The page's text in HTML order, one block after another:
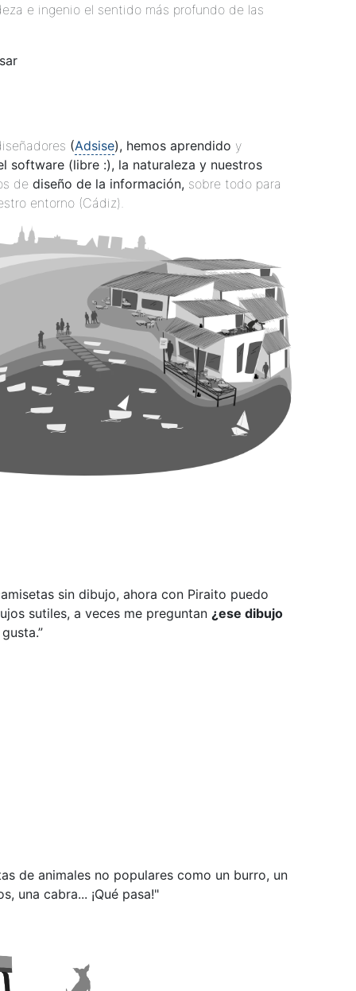
e ingenio el sentido más profundo de las
(Adsise), hemos aprendido y
software (libre :), la naturaleza y nuestros
de diseño de la información, sobre todo para
entorno (Cádiz).
sin dibujo, ahora con Piraito puedo
sutiles, a veces me preguntan ¿ese dibujo
”
de animales no populares como un burro, un
una cabra... ¡Qué pasa!"